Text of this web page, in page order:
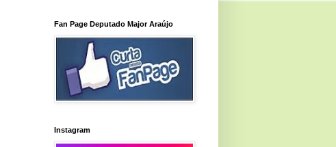
Fan Page Deputado Major Araújo
Instagram